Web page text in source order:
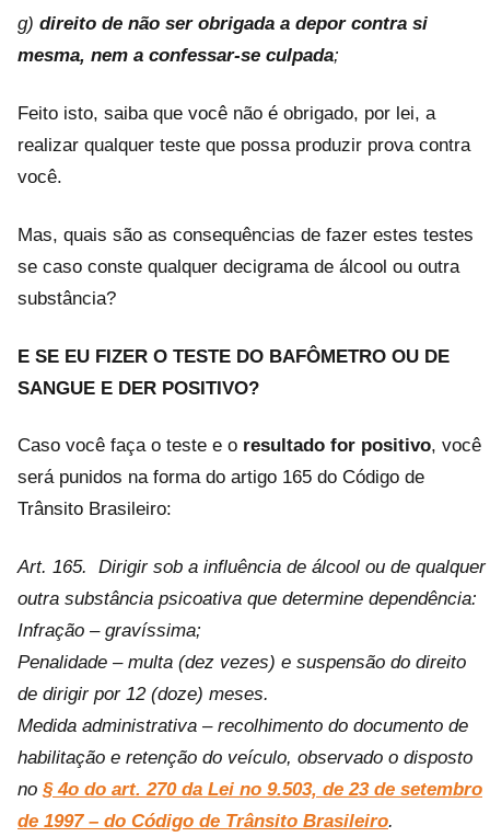
g) direito de não ser obrigada a depor contra si
mesma, nem a confessar-se culpada;
Feito isto, saiba que você não é obrigado, por lei, a
realizar qualquer teste que possa produzir prova contra
você.
Mas, quais são as consequências de fazer estes testes
se caso conste qualquer decigrama de álcool ou outra
substância?
E SE EU FIZER O TESTE DO BAFÔMETRO OU DE
SANGUE E DER POSITIVO?
Caso você faça o teste e o resultado for positivo, você
será punidos na forma do artigo 165 do Código de
Trânsito Brasileiro:
Art. 165. Dirigir sob a influência de álcool ou de qualquer
outra substância psicoativa que determine dependência:
Infração – gravíssima;
Penalidade – multa (dez vezes) e suspensão do direito
de dirigir por 12 (doze) meses.
Medida administrativa – recolhimento do documento de
habilitação e retenção do veículo, observado o disposto
no§ 4o do art. 270 da Lei no 9.503, de 23 de setembro
de 1997 – do Código de Trânsito Brasileiro.